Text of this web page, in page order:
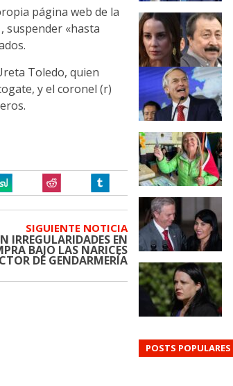
página web de la
suspender «hasta
Toledo, quien
y el coronel (r)
SIGUIENTE NOTICIA
IRREGULARIDADES EN
BAJO LAS NARICES
DE GENDARMERÍA
POSTS POPULARES